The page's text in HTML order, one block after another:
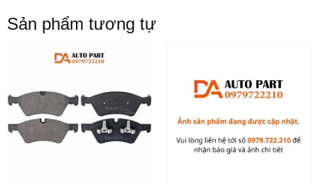
Sản phẩm tương tự